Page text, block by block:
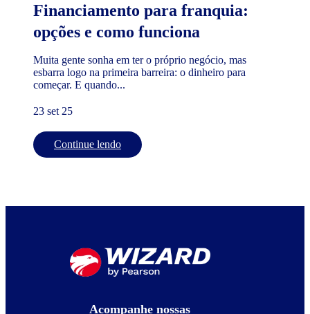
Financiamento para franquia:
opções e como funciona
Muita gente sonha em ter o próprio negócio, mas
esbarra logo na primeira barreira: o dinheiro para
começar. E quando...
23 set 25
Continue lendo
Acompanhe nossas